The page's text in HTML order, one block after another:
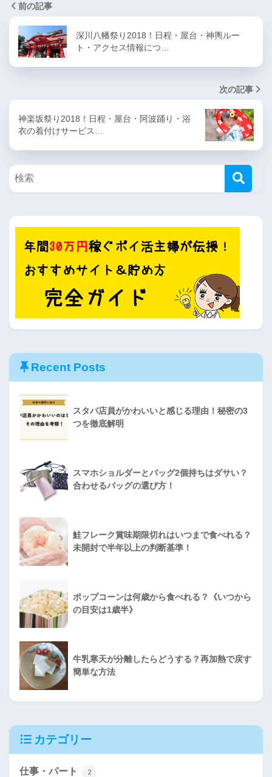
前の記事
深川八幡祭り2018！日程・屋台・神輿ルー
ト・アクセス情報につ…
次の記事
神楽坂祭り2018！日程・屋台・阿波踊り・浴
衣の着付けサービス…
Recent Posts
スタバ店員がかわいいと感じる理由！秘密の3
つを徹底解明
スマホショルダーとバッグ2個持ちはダサい？
合わせるバッグの選び方！
鮭フレーク賞味期限切れはいつまで食べれる？
未開封で半年以上の判断基準！
ポップコーンは何歳から食べれる？《いつから
の目安は1歳半》
牛乳寒天が分離したらどうする？再加熱で戻す
簡単な方法
カテゴリー
仕事・パート 2